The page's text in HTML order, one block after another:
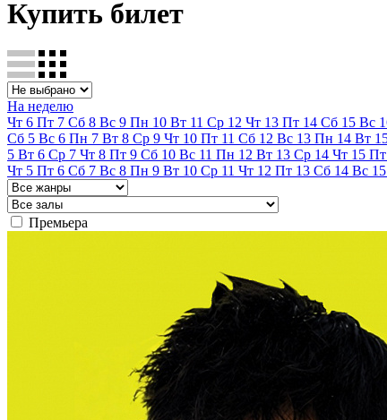
Купить билет
На неделю
Чт 6 Пт 7 Сб 8 Вс 9 Пн 10 Вт 11 Ср 12 Чт 13 Пт 14 Сб 15 Вс
Сб 5 Вс 6 Пн 7 Вт 8 Ср 9 Чт 10 Пт 11 Сб 12 Вс 13 Пн 14 Вт
5 Вт 6 Ср 7 Чт 8 Пт 9 Сб 10 Вс 11 Пн 12 Вт 13 Ср 14 Чт 15 Пт
Чт 5 Пт 6 Сб 7 Вс 8 Пн 9 Вт 10 Ср 11 Чт 12 Пт 13 Сб 14 Вс 15
Премьера